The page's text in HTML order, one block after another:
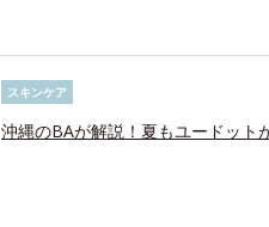
スキンケア
沖縄のBAが解説！夏もユードット